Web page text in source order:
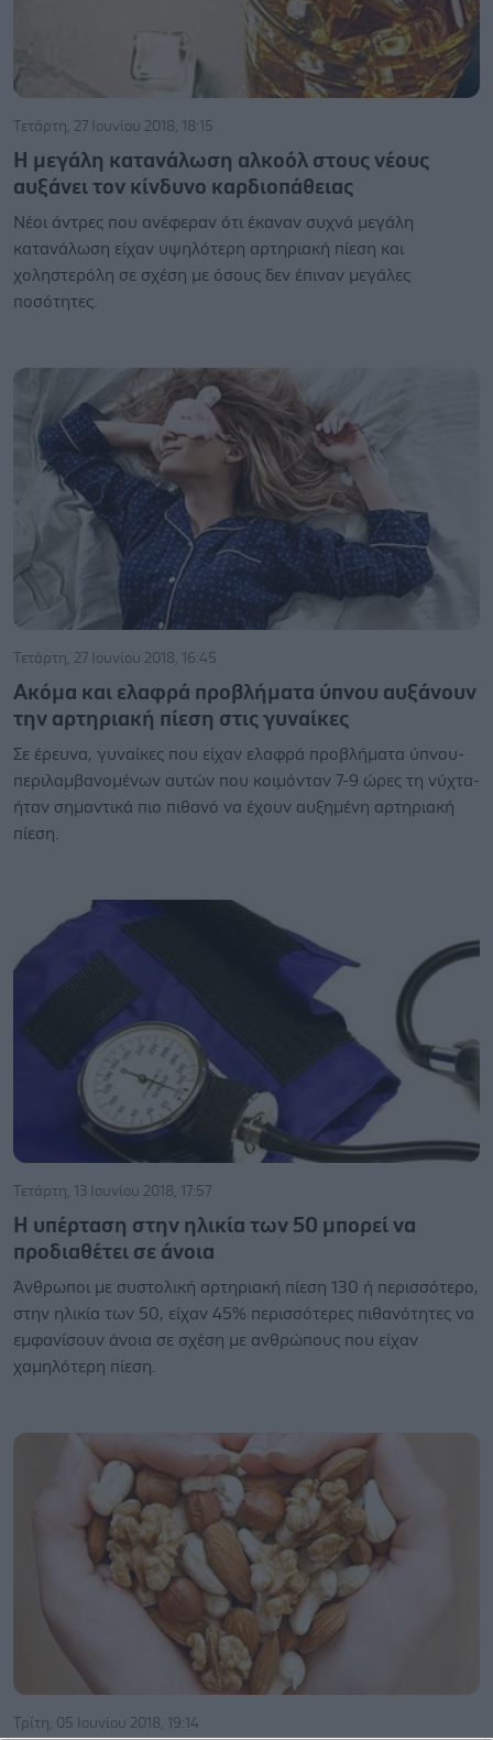
Τετάρτη, 27 Ιουνίου 2018, 18:15
Η μεγάλη κατανάλωση αλκοόλ στους νέους
αυξάνει τον κίνδυνο καρδιοπάθειας
Nέοι άντρες που ανέφεραν ότι έκαναν συχνά μεγάλη
κατανάλωση είχαν υψηλότερη αρτηριακή πίεση και
χοληστερόλη σε σχέση με όσους δεν έπιναν μεγάλες
ποσότητες.
Τετάρτη, 27 Ιουνίου 2018, 16:45
Ακόμα και ελαφρά προβλήματα ύπνου αυξάνουν
την αρτηριακή πίεση στις γυναίκες
Σε έρευνα, γυναίκες που είχαν ελαφρά προβλήματα ύπνου-
περιλαμβανομένων αυτών που κοιμόνταν 7-9 ώρες τη νύχτα-
ήταν σημαντικά πιο πιθανό να έχουν αυξημένη αρτηριακή
πίεση.
Τετάρτη, 13 Ιουνίου 2018, 17:57
Η υπέρταση στην ηλικία των 50 μπορεί να
προδιαθέτει σε άνοια
Άνθρωποι με συστολική αρτηριακή πίεση 130 ή περισσότερο,
στην ηλικία των 50, είχαν 45% περισσότερες πιθανότητες να
εμφανίσουν άνοια σε σχέση με ανθρώπους που είχαν
χαμηλότερη πίεση.
Τρίτη, 05 Ιουνίου 2018, 19:14